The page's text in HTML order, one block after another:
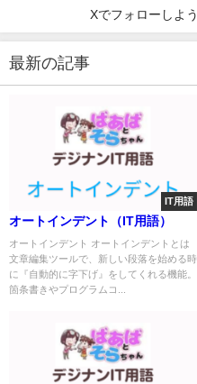
Xでフォローしよう
最新の記事
IT用語
オートインデント（IT用語）
オートインデント オートインデントとは
文章編集ツールで、新しい段落を始める時
に『自動的に字下げ』をしてくれる機能。
箇条書きやプログラムコ...